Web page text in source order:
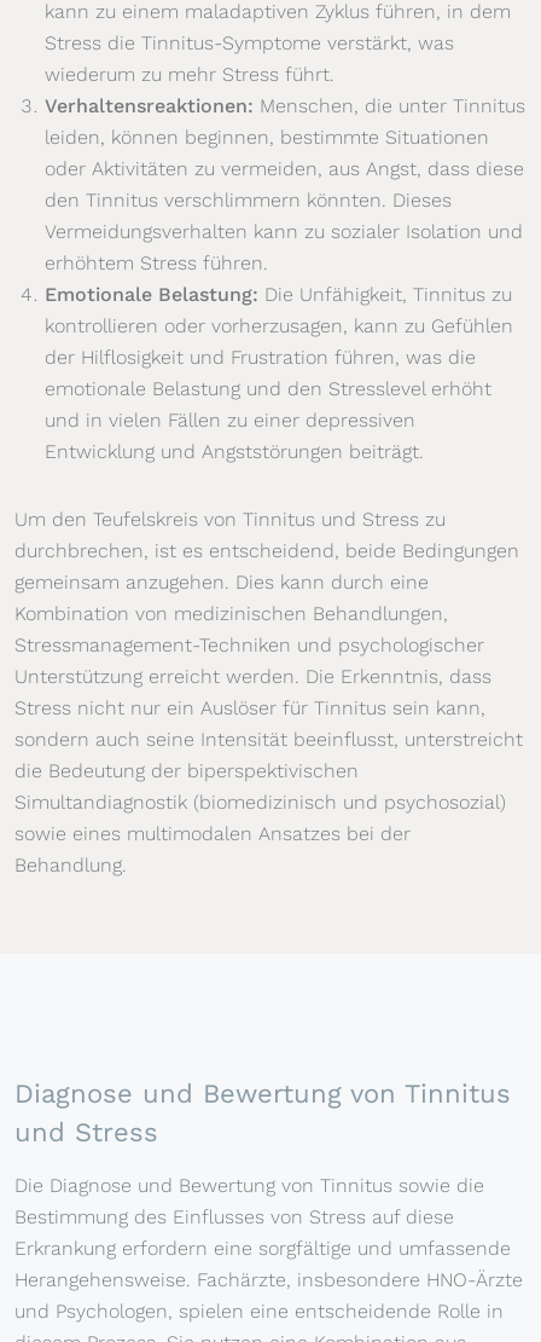
kann zu einem maladaptiven Zyklus führen, in dem
Stress die Tinnitus-Symptome verstärkt, was
wiederum zu mehr Stress führt.
Verhaltensreaktionen: Menschen, die unter Tinnitus
leiden, können beginnen, bestimmte Situationen
oder Aktivitäten zu vermeiden, aus Angst, dass diese
den Tinnitus verschlimmern könnten. Dieses
Vermeidungsverhalten kann zu sozialer Isolation und
erhöhtem Stress führen.
Emotionale Belastung: Die Unfähigkeit, Tinnitus zu
kontrollieren oder vorherzusagen, kann zu Gefühlen
der Hilflosigkeit und Frustration führen, was die
emotionale Belastung und den Stresslevel erhöht
und in vielen Fällen zu einer depressiven
Entwicklung und Angststörungen beiträgt.
Um den Teufelskreis von Tinnitus und Stress zu
durchbrechen, ist es entscheidend, beide Bedingungen
gemeinsam anzugehen. Dies kann durch eine
Kombination von medizinischen Behandlungen,
Stressmanagement-Techniken und psychologischer
Unterstützung erreicht werden. Die Erkenntnis, dass
Stress nicht nur ein Auslöser für Tinnitus sein kann,
sondern auch seine Intensität beeinflusst, unterstreicht
die Bedeutung der biperspektivischen
Simultandiagnostik (biomedizinisch und psychosozial)
sowie eines multimodalen Ansatzes bei der
Behandlung.
Diagnose und Bewertung von Tinnitus
und Stress
Die Diagnose und Bewertung von Tinnitus sowie die
Bestimmung des Einflusses von Stress auf diese
Erkrankung erfordern eine sorgfältige und umfassende
Herangehensweise. Fachärzte, insbesondere HNO-Ärzte
und Psychologen, spielen eine entscheidende Rolle in